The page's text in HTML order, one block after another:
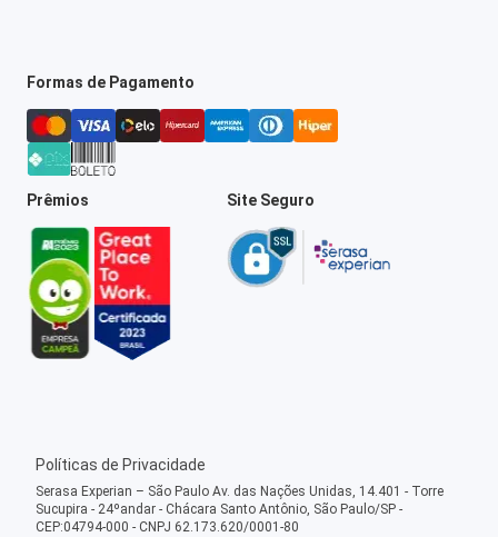
Formas de Pagamento
Prêmios Site Seguro
Políticas de Privacidade
Serasa Experian – São Paulo Av. das Nações Unidas, 14.401 - Torre
Sucupira - 24ºandar - Chácara Santo Antônio, São Paulo/SP -
CEP:04794-000 - CNPJ 62.173.620/0001-80